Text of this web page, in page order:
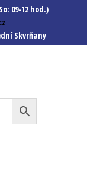
09-12 hod.)
Skvrňany
modelová
vagóny a
víc.